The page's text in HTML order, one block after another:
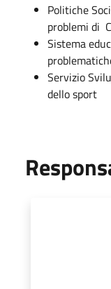
Politiche
problemi di
Sistema
Servizio
dello sport